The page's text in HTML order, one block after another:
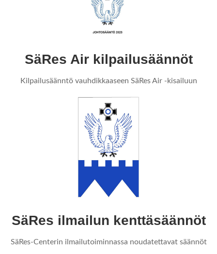
SäRes Air kilpailusäännöt
Kilpailusäänntö vauhdikkaaseen SäRes Air -kisailuun
SäRes ilmailun kenttäsäännöt
SäRes-Centerin ilmailutoiminnassa noudatettavat säännöt